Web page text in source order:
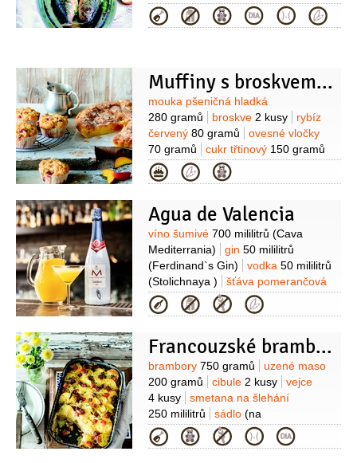
(čerstvý)
limetka (k podávání)
Kategorie
Muffiny s broskvemi a rybízem
Suroviny
mouka pšeničná hladká
280 gramů
broskve 2 kusy
rybíz
červený 80 gramů
ovesné vločky
70 gramů
cukr třtinový 150 gramů
(světlý)
vejce1 kus
170 gramů
olej řepkový
2 lžičky
Kategorie
Agua de Valencia
Suroviny
víno šumivé 700 mililitrů (Cava
Mediterrania)
gin 50 mililitrů
(Ferdinand`s Gin)
vodka 50 mililitrů
(Stolichnaya )
šťáva pomerančová
200 mililitrů
Kategorie
Francouzské brambory
Suroviny
brambory 750 gramů
uzené maso
200 gramů
cibule 2 kusy
vejce
4 kusy
smetana na šlehání
250 mililitrů
sádlo (na
vymazání)
strouhanka
(na
vysypání)
sůl pepř
Kategorie